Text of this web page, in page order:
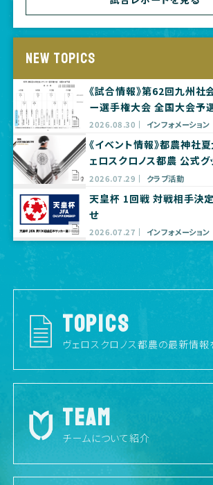
NEW TOPICS
《試合情報》第62回九州社
ー選手権大会 全国大会予
2026.08.30 インフォメーション
《イベント情報》都農神社
ェロスクロノス都農 公式グ
プ出店のお知らせ
2026.07.29 クラブ活動
天皇杯 1回戦 対戦相手決
せ
2026.07.27 インフォメーション
TOPICS
ヴェロスクロノス都農の最新情
TEAM
チームについて紹介